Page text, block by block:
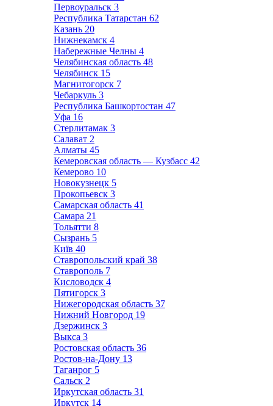
Первоуральск 3
Республика Татарстан 62
Казань 20
Нижнекамск 4
Набережные Челны 4
Челябинская область 48
Челябинск 15
Магнитогорск 7
Чебаркуль 3
Республика Башкортостан 47
Уфа 16
Стерлитамак 3
Салават 2
Алматы 45
Кемеровская область — Кузбасс 42
Кемерово 10
Новокузнецк 5
Прокопьевск 3
Самарская область 41
Самара 21
Тольятти 8
Сызрань 5
Київ 40
Ставропольский край 38
Ставрополь 7
Кисловодск 4
Пятигорск 3
Нижегородская область 37
Нижний Новгород 19
Дзержинск 3
Выкса 3
Ростовская область 36
Ростов-на-Дону 13
Таганрог 5
Сальск 2
Иркутская область 31
Иркутск 14